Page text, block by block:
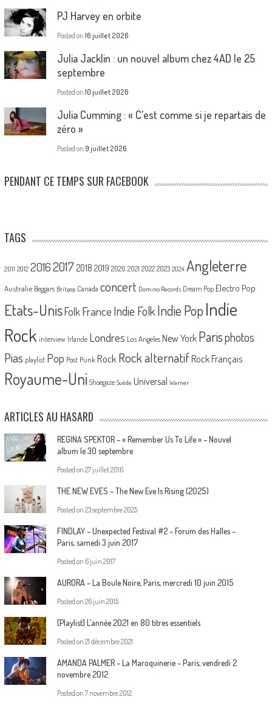
PJ Harvey en orbite
Posted on 16 juillet 2026
Julia Jacklin : un nouvel album chez 4AD le 25
septembre
Posted on 10 juillet 2026
Julia Cumming : « C’est comme si je repartais de
zéro »
Posted on 9 juillet 2026
PENDANT CE TEMPS SUR FACEBOOK
TAGS
2011 2012 20162017 2018 2019 2020 2021 2022 2023 2024 Angleterre
Australie Beggars Britpop Canada concert Domino Records Dream Pop Electro Pop
Etats-UnisFolk France Indie Folk Indie PopIndie
Rock interview Irlande Londres Los Angeles New York Parisphotos
Pias playlist Pop Post Punk Rock Rock alternatif Rock Français
Royaume-Uni Shoegaze Suède Universal Warner
ARTICLES AU HASARD
REGINA SPEKTOR – « Remember Us To Life » – Nouvel
album le 30 septembre
Posted on 27 juillet 2016
THE NEW EVES – The New Eve Is Rising (2025)
Posted on 23 septembre 2025
FINDLAY – Unexpected Festival #2 – Forum des Halles –
Paris, samedi 3 juin 2017
Posted on 6 juin 2017
AURORA – La Boule Noire, Paris, mercredi 10 juin 2015
Posted on 26 juin 2015
[Playlist] L’année 2021 en 80 titres essentiels
Posted on 21 décembre 2021
AMANDA PALMER – La Maroquinerie – Paris, vendredi 2
novembre 2012
Posted on 7 novembre 2012